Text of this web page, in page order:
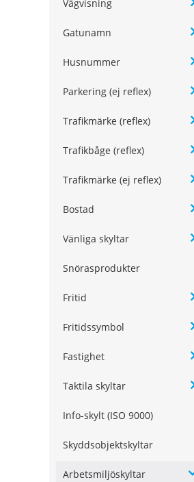
Vägvisning
Gatunamn
Husnummer
Parkering (ej reflex)
Trafikmärke (reflex)
Trafikbåge (reflex)
Trafikmärke (ej reflex)
Bostad
Vänliga skyltar
Snörasprodukter
Fritid
Fritidssymbol
Fastighet
Taktila skyltar
Info-skylt (ISO 9000)
Skyddsobjektskyltar
Arbetsmiljöskyltar